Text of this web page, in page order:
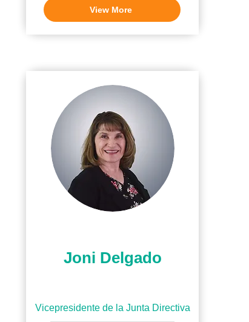
View More
Joni Delgado
Vicepresidente de la Junta Directiva